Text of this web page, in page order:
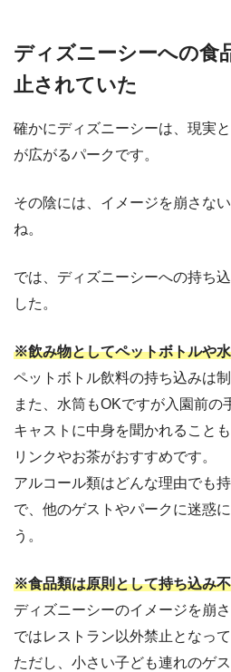
ディズニーシーへの食
止されていた
確かにディズニーシーは、現実
が広がるパークです。
その陰には、イメージを崩さな
ね。
では、ディズニーシーへの持ち
した。
※飲み物としてペットボトルや
ペットボトル飲料の持ち込みは
また、水筒もOKですが入園前の
キャストに中身を聞かれること
リンクやお茶がおすすめです。
アルコール類はどんな理由でも
で、他のゲストやパークに迷惑
う。
※食品類は原則として持ち込み
ディズニーシーのイメージを崩
ではレストラン以外禁止となって
ただし、小さい子ども連れのゲ